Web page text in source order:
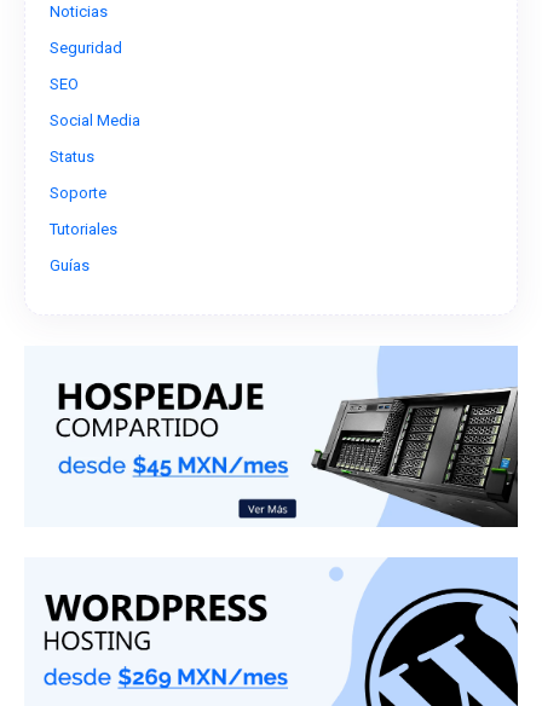
Noticias
Seguridad
SEO
Social Media
Status
Soporte
Tutoriales
Guías